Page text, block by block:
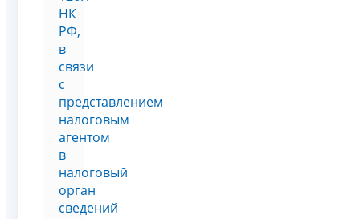
НК
РФ,
в
связи
с
представлением
налоговым
агентом
в
налоговый
орган
сведений